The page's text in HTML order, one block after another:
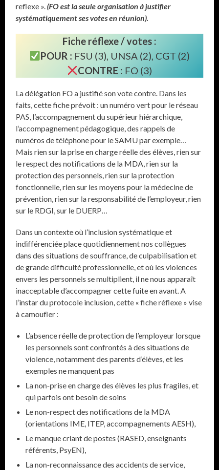
reflexe ».(FO est la seule organisation à justifier
systématiquement ses votes en réunion).
Fiche réflexe / votes :
POUR : FSU (3), UNSA (2), CGT (2)
CONTRE : FO (3)
La délégation FO a justifié son vote contre. Dans les
faits, cette fiche prévoit : un numéro vert pour le réseau
PAS, l’accompagnement du supérieur hiérarchique,
l’accompagnement pédagogique, des rappels de
numéros de téléphone pour le SAMU par exemple…
Mais rien sur la prise en charge réelle des élèves, rien sur
le respect des notifications de la MDA, rien sur la
protection des personnels, rien sur la protection
fonctionnelle, rien sur les moyens pour la médecine de
prévention, rien sur la responsabilité de l’employeur, rien
sur le RDGI, sur le DUERP…
Dans un contexte où l’inclusion systématique et
indifférenciée place quotidiennement nos collègues
dans des situations de souffrance, de culpabilisation et
de grande difficulté professionnelle, et où les violences
envers les personnels se multiplient, il ne nous apparaît
inacceptable d’accompagner cette fuite en avant. A
l’instar du protocole inclusion, cette « fiche réflexe » vise
à camoufler :
L’absence réelle de protection de l’employeur lorsque
les personnels sont confrontés à des situations de
violence, notamment des parents d’élèves, et les
exemples ne manquent pas
La non-prise en charge des élèves les plus fragiles, et
qui parfois ont besoin de soins
Le non-respect des notifications de la MDA
(orientations IME, ITEP, accompagnements AESH),
Le manque criant de postes (RASED, enseignants
référents, PsyEN),
La non-reconnaissance des accidents de service,